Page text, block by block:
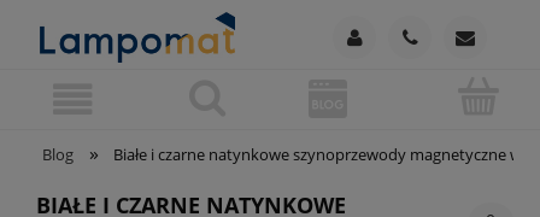
Blog » Białe i czarne natynkowe szynoprzewody magnetyczne w
BIAŁE I CZARNE NATYNKOWE